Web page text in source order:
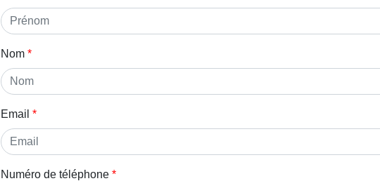
Nom
Email
Numéro de téléphone